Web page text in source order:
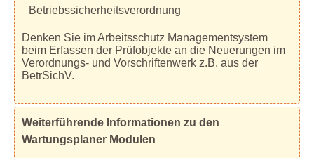
Betriebssicherheitsverordnung
Denken Sie im Arbeitsschutz Managementsystem
beim Erfassen der Prüfobjekte an die Neuerungen im
Verordnungs- und Vorschriftenwerk z.B. aus der
BetrSichV.
Weiterführende Informationen zu den
Wartungsplaner Modulen